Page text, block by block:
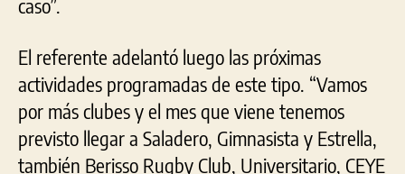
El referente adelantó luego las próximas
actividades programadas de este tipo. “Vamos
por más clubes y el mes que viene tenemos
previsto llegar a Saladero, Gimnasista y Estrella,
también Berisso Rugby Club, Universitario, CEYE